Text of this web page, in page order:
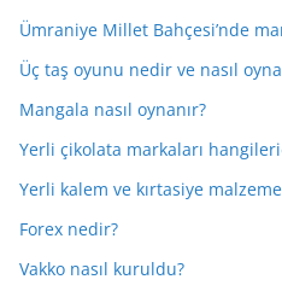
Ümraniye Millet Bahçesi’nde
Üç taş oyunu nedir ve nasıl
Mangala nasıl oynanır?
Yerli çikolata markaları
Yerli kalem ve kırtasiye
Forex nedir?
Vakko nasıl kuruldu?